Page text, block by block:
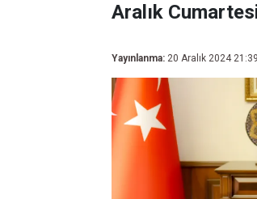
Aralık
Yayınlanma: 20 Aralık 2024 21:39